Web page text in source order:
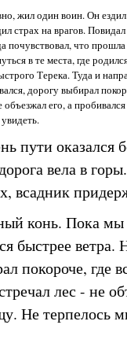
жил один воин. Он
страх на врагов.
почувствовал, что
в те места, где
Терека. Туда и
дорогу выбирал
объезжал его, а
пути оказался
вела в
всадник
конь. Пока мы
быстрее ветра.
покороче, где
лес - не
Не терпелось